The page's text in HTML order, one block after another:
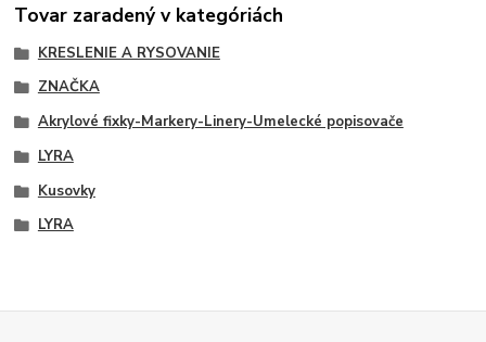
Tovar zaradený v kategóriách
KRESLENIE A RYSOVANIE
ZNAČKA
Akrylové fixky-Markery-Linery-Umelecké popisovače
LYRA
Kusovky
LYRA